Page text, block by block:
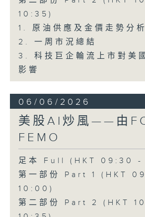
10:35)
1. 原油供應及金價走勢分析
2. 一周市況總結
3. 科技巨企輪流上市對美
影響
06/06/2026
美股AI炒風——由
FEMO
足本 Full (HKT 09:30 -
第一部份 Part 1 (HKT
10:00)
第二部份 Part 2 (HKT